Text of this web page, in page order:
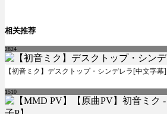
相关推荐
2824
【初音ミク】デスクトップ・シンデレラ[中文字幕]
1510